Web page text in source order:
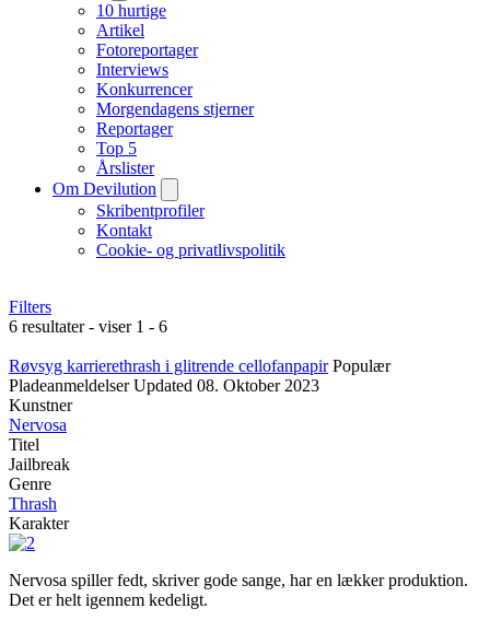
10 hurtige
Artikel
Fotoreportager
Interviews
Konkurrencer
Morgendagens stjerner
Reportager
Top 5
Årslister
Om Devilution
Skribentprofiler
Kontakt
Cookie- og privatlivspolitik
Filters
6 resultater - viser 1 - 6
Røvsyg karrierethrash i glitrende cellofanpapir Populær
Pladeanmeldelser Updated 08. Oktober 2023
Kunstner
Nervosa
Titel
Jailbreak
Genre
Thrash
Karakter
Nervosa spiller fedt, skriver gode sange, har en lækker produktion.
Det er helt igennem kedeligt.